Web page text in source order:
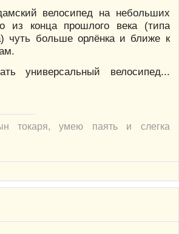
велосипед на небольших
из конца прошлого века (типа
чуть больше орлёнка и ближе к
универсальный велосипед...
токаря, умею паять и слегка